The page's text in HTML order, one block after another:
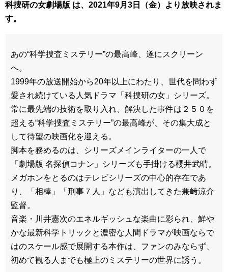
科捜研の女劇場版 は、2021年9月3日（金）より放映されま
す。
あの“科学捜査ミステリー”の最高峰、遂にスクリーン
へ。
1999年の放送開始から20年以上にわたり、世代を問わず
愛され続けている人気ドラマ「科捜研の女」シリーズ。
常に最先端の技術を取り入れ、解決した事件は２５０を
超える“科学捜査ミステリー”の最高峰が、その集大成と
して待望の映画化を迎える。
脚本を務めるのは、シリーズメインライターの一人で
「劇場版 名探偵コナン」シリーズも手掛ける櫻井武晴。
メガホンをとるのはテレビシリーズの中心的存在であ
り、「相棒」「刑事７人」なども演出してきた兼﨑涼介
監督。
音楽・川井憲次のエネルギッシュな楽曲に彩られ、鮮や
かな最新科学トリックと濃密な人間ドラマが映画ならで
はのスケール感で展開する本作は、ファンのみならず、
初めて観る人までも極上のミステリーの世界に誘う。